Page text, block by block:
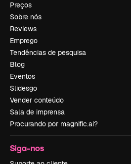
Preços
Sobre nós
Reviews
Emprego
Tendências de pesquisa
Blog
Eventos
Slidesgo
Vender conteúdo
Sala de imprensa
Procurando por magnific.ai?
Siga-nos